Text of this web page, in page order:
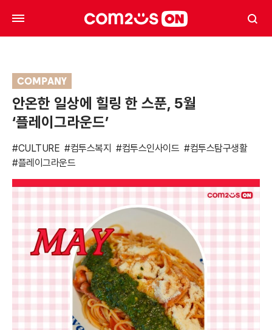
COMPANY
안온한 일상에 힐링 한 스푼, 5월
‘플레이그라운드’
#CULTURE #컴투스복지 #컴투스인사이드 #컴투스탐구생활
#플레이그라운드